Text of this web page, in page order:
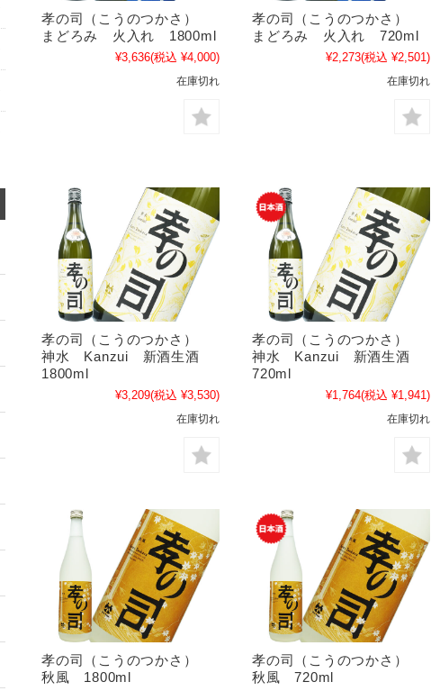
孝の司（こうのつかさ）
まどろみ 火入れ 1800ml
¥3,636(税込 ¥4,000)
在庫切れ
孝の司（こうのつかさ）
まどろみ 火入れ 720ml
¥2,273(税込 ¥2,501)
在庫切れ
孝の司（こうのつかさ）
神水 Kanzui 新酒生酒
1800ml
¥3,209(税込 ¥3,530)
在庫切れ
孝の司（こうのつかさ）
神水 Kanzui 新酒生酒
720ml
¥1,764(税込 ¥1,941)
在庫切れ
孝の司（こうのつかさ）
秋風 1800ml
孝の司（こうのつかさ）
秋風 720ml